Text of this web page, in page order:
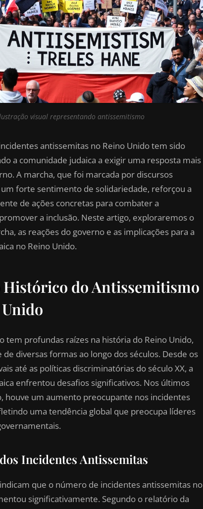
visual representando antissemitismo
antissemitas no Reino Unido tem sido
a comunidade judaica a exigir uma resposta mais
A marcha, que foi marcada por discursos
forte sentimento de solidariedade, reforçou a
de ações concretas para combater a
a inclusão. Neste artigo, exploraremos o
as reações do governo e as implicações para a
no Reino Unido.
do Antissemitismo
tem profundas raízes na história do Reino Unido,
diversas formas ao longo dos séculos. Desde os
até as políticas discriminatórias do século XX, a
enfrentou desafios significativos. Nos últimos
houve um aumento preocupante nos incidentes
uma tendência global que preocupa líderes
Incidentes Antissemitas
que o número de incidentes antissemitas no
significativamente. Segundo o relatório da